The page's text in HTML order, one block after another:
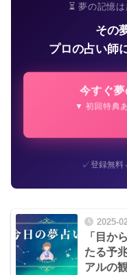
⏳ 夢の記憶
その
プロの占い師
今すぐ
▼ 初回特典
✓登録無料
2025-
「目か
たる予
アルの